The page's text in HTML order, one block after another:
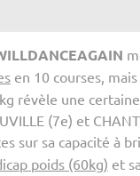
en 10 courses,
révèle une
(7e) et
sur sa capacité à
poids (60kg) et sa